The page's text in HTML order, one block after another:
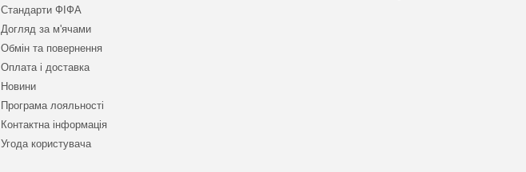
Стандарти ФІФА
Догляд за м'ячами
Обмін та повернення
Оплата і доставка
Новини
Програма лояльності
Контактна інформація
Угода користувача